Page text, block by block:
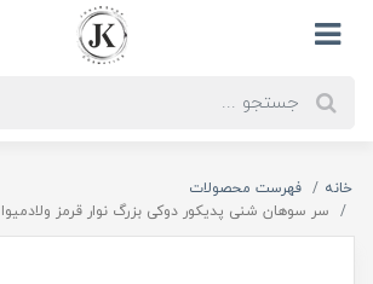
خانه
فهرست محصولات
سر سوهان شنی پدیکور دوکی بزرگ نوار قرمز ولادمیوا 024 | VLADMIVA